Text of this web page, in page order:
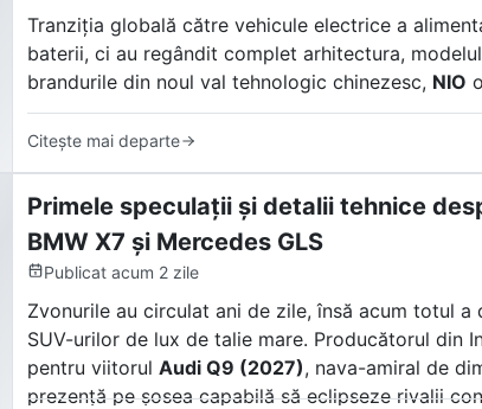
Tranziția globală către vehicule electrice a
baterii, ci au regândit complet arhitectura,
brandurile din noul val tehnologic chinezesc, NIO
Denumită frecvent de presa internațională „Tesla
SUV-uri și sedanuri electrice de lux. NIO a creat
Citește mai departe
Primele speculații și detalii tehnice
BMW X7 și Mercedes GLS
Publicat acum 2 zile
Zvonurile au circulat ani de zile, însă acum totul
SUV-urilor de lux de talie mare. Producătorul
pentru viitorul Audi Q9 (2027), nava-amiral de
prezență pe șosea capabilă să eclipseze rivalii